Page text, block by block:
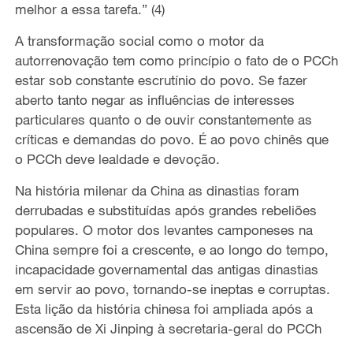
melhor a essa tarefa.” (4)
A transformação social como o motor da
autorrenovação tem como princípio o fato de o PCCh
estar sob constante escrutínio do povo. Se fazer
aberto tanto negar as influências de interesses
particulares quanto o de ouvir constantemente as
críticas e demandas do povo. É ao povo chinês que
o PCCh deve lealdade e devoção.
Na história milenar da China as dinastias foram
derrubadas e substituídas após grandes rebeliões
populares. O motor dos levantes camponeses na
China sempre foi a crescente, e ao longo do tempo,
incapacidade governamental das antigas dinastias
em servir ao povo, tornando-se ineptas e corruptas.
Esta lição da história chinesa foi ampliada após a
ascensão de Xi Jinping à secretaria-geral do PCCh